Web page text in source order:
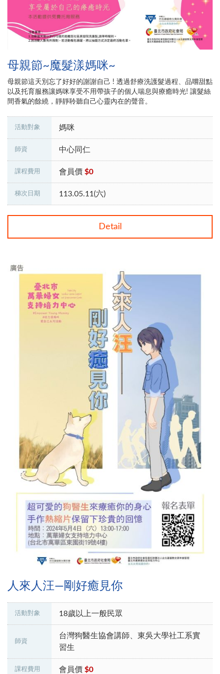
母親節~魔髮漾媽咪~
母親節這天別忘了好好的謝謝自己 ! 透過舒療洗護髮過程、品嚐甜點
以及托育服務讓媽咪享受不用帶孩子的個人喘息與療癒時光! 讓髮絲
間香氣的餘繞，靜靜聆聽自己心靈內在的聲音。
活動對象 媽咪
師資 中心同仁
課程費用 會員價 $0
梯次日期 113.05.11(六)
Detail
人來人汪―剛好癒見你
活動對象 18歲以上一般民眾
師資
台灣狗醫生協會講師、東吳大學社工系實
習生
課程費用 會員價 $0